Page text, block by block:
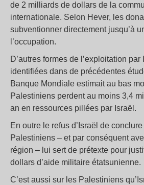
de 2 milliards de dollars de la
internationale. Selon Hever, les
subventionner directement jusqu’à
l’occupation.
D’autres formes de l’exploitation par
identifiées dans de précédentes
Banque Mondiale estimait au bas
Palestiniens perdent au moins 3,4
an en ressources pillées par Israël.
En outre le refus d’Israël de
Palestiniens – et par conséquent
région – lui sert de prétexte pour
dollars d’aide militaire étatsunienne.
C’est aussi sur les Palestiniens